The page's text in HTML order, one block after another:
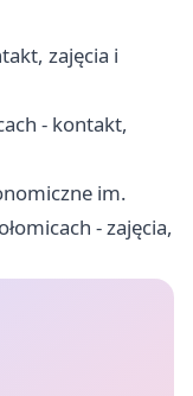
zajęcia i
- kontakt,
im.
- zajęcia,